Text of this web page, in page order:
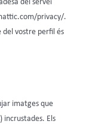
del servei
privacy/.
vostre perfil és
imatges que
incrustades. Els